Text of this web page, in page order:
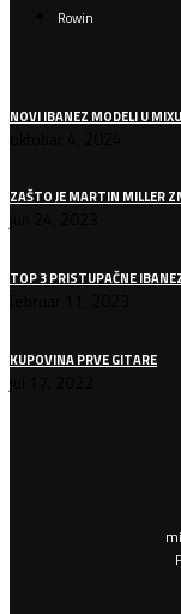
Rowin
NOVI IBANEZ MODELI U
ZAŠTO JE MARTIN MILLER
TOP 3 PRISTUPAČNE
KUPOVINA PRVE GITARE